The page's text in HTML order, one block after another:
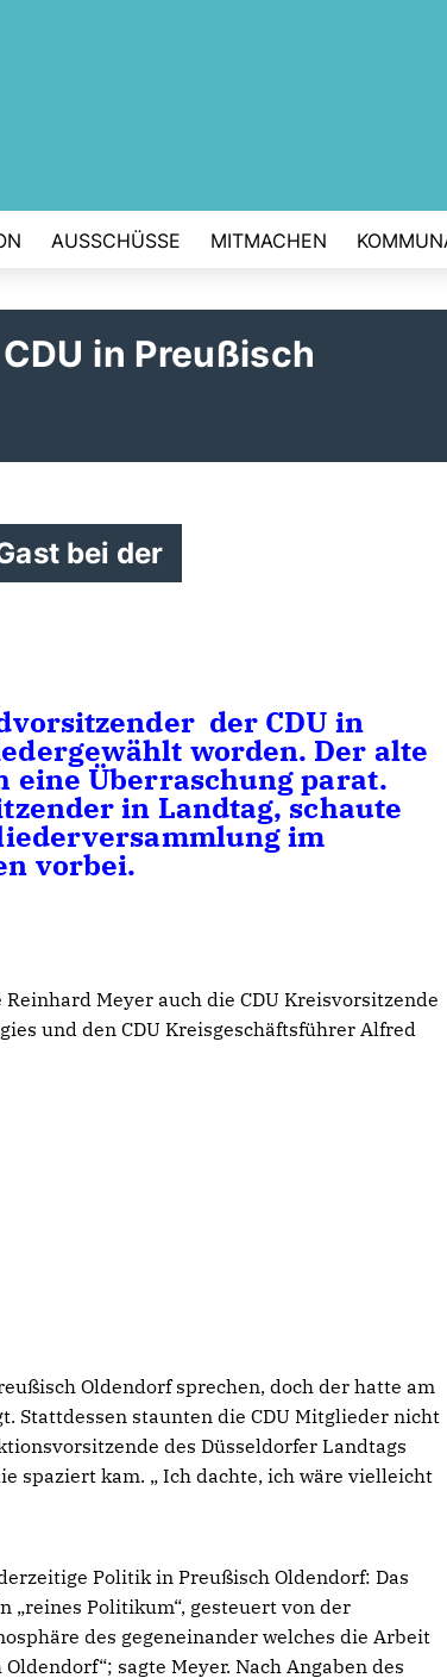
AUSSCHÜSSE MITMACHEN
in Preußisch
bei der
der CDU in
worden. Der alte
eine Überraschung parat.
in Landtag, schaute
im
vorbei.
Meyer auch die CDU Kreisvorsitzende
und den CDU Kreisgeschäftsführer Alfred
Oldendorf sprechen, doch der hatte am
Stattdessen staunten die CDU Mitglieder nicht
des Düsseldorfer Landtags
spaziert kam. „ Ich dachte, ich wäre vielleicht
Politik in Preußisch Oldendorf: Das
„reines Politikum“, gesteuert von der
des gegeneinander welches die Arbeit
sagte Meyer. Nach Angaben des